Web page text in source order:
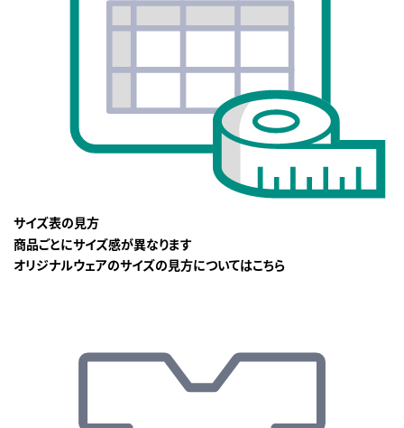
サイズ表の見方
商品ごとにサイズ感が異なります
オリジナルウェアのサイズの見方についてはこちら